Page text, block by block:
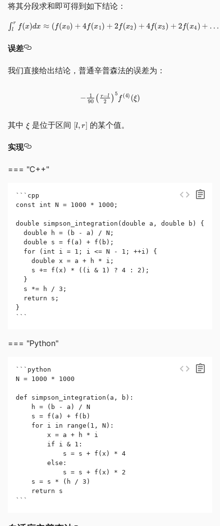
将其分段求和即可得到如下结论：
误差
我们直接给出结论，普通辛普森法的误差为：
其中 是位于区间 的某个值。
实现
=== "C++"
```cpp
const int N = 1000 * 1000;
double simpson_integration(double a, double b) {
  double h = (b - a) / N;
  double s = f(a) + f(b);
  for (int i = 1; i <= N - 1; ++i) {
    double x = a + h * i;
    s += f(x) * ((i & 1) ? 4 : 2);
  }
  s *= h / 3;
  return s;
}
```
=== "Python"
```python
N = 1000 * 1000
def simpson_integration(a, b):
    h = (b - a) / N
    s = f(a) + f(b)
    for i in range(1, N):
        x = a + h * i
        if i & 1:
            s = s + f(x) * 4
        else:
            s = s + f(x) * 2
    s = s * (h / 3)
    return s
```